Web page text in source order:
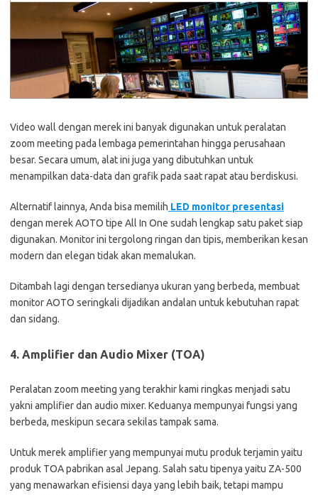
Video wall dengan merek ini banyak digunakan untuk peralatan
zoom meeting pada lembaga pemerintahan hingga perusahaan
besar. Secara umum, alat ini juga yang dibutuhkan untuk
menampilkan data-data dan grafik pada saat rapat atau berdiskusi.
Alternatif lainnya, Anda bisa memilih LED monitor presentasi
dengan merek AOTO tipe All In One sudah lengkap satu paket siap
digunakan. Monitor ini tergolong ringan dan tipis, memberikan kesan
modern dan elegan tidak akan memalukan.
Ditambah lagi dengan tersedianya ukuran yang berbeda, membuat
monitor AOTO seringkali dijadikan andalan untuk kebutuhan rapat
dan sidang.
4. Amplifier dan Audio Mixer (TOA)
Peralatan zoom meeting yang terakhir kami ringkas menjadi satu
yakni amplifier dan audio mixer. Keduanya mempunyai fungsi yang
berbeda, meskipun secara sekilas tampak sama.
Untuk merek amplifier yang mempunyai mutu produk terjamin yaitu
produk TOA pabrikan asal Jepang. Salah satu tipenya yaitu ZA-500
yang menawarkan efisiensi daya yang lebih baik, tetapi mampu